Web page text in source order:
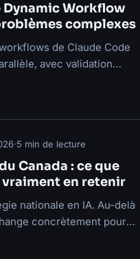
Dynamic Workflow
complexes
de Claude Code
avec validation
·5 min de lecture
Canada : ce que
en retenir
nationale en IA. Au-delà
concrètement pour